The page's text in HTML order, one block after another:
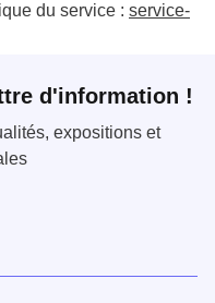
du service : service-
d'information !
expositions et